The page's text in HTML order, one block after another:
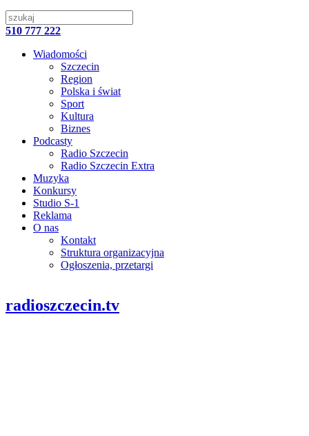
510 777 222
Wiadomości
Szczecin
Region
Polska i świat
Sport
Kultura
Biznes
Podcasty
Radio Szczecin
Radio Szczecin Extra
Muzyka
Konkursy
Studio S-1
Reklama
O nas
Kontakt
Struktura organizacyjna
Ogłoszenia, przetargi
radioszczecin.tv